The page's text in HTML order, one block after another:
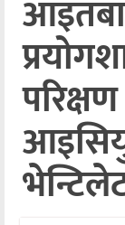
अन्तर्वार्ता
अर्थ
खेलकुद
मनोरञ्जन
अन्य